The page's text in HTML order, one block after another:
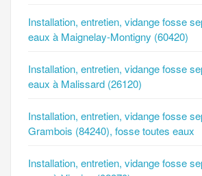
Installation, entretien, vidange fosse
eaux à Maignelay-Montigny (60420)
Installation, entretien, vidange fosse
eaux à Malissard (26120)
Installation, entretien, vidange fosse
Grambois (84240), fosse toutes eaux
Installation, entretien, vidange fosse